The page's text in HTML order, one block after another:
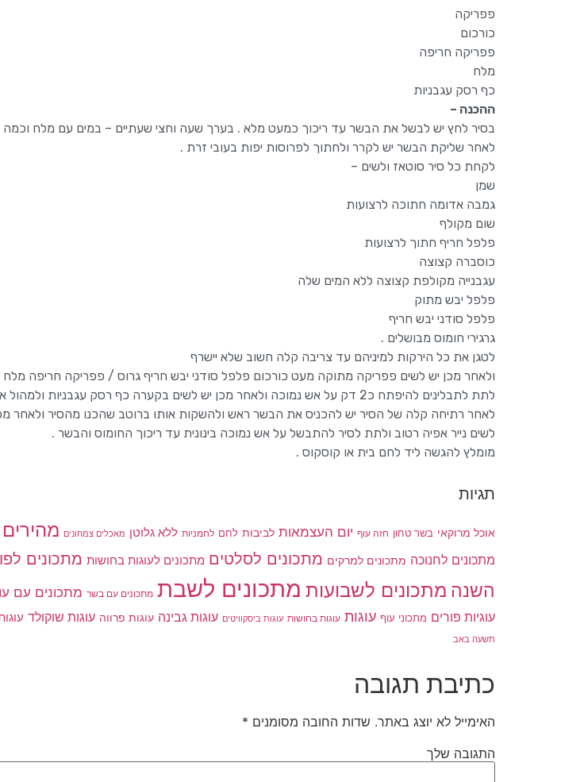
פפריקה
כורכום
פפריקה חריפה
מלח
כף רסק עגבניות
ההכנה –
בסיר לחץ יש לבשל את הבשר עד ריכוך כמעט מלא . בערך שעה וחצי שעתיים – במים עם מלח וכמה
לאחר שליקת הבשר יש לקרר ולחתוך לפרוסות יפות בעובי זרת .
לקחת כל סיר סוטאז ולשים –
שמן
גמבה אדומה חתוכה לרצועות
שום מקולף
פלפל חריף חתוך לרצועות
כוסברה קצוצה
עגבנייה מקולפת קצוצה ללא המים שלה
פלפל יבש מתוק
פלפל סודני יבש חריף
גרגירי חומוס מבושלים .
לטגן את כל הירקות למיניהם עד צריבה קלה חשוב שלא יישרף
ולאחר מכן יש לשים פפריקה מתוקה מעט כורכום פלפל סודני יבש חריף גרוס / פפריקה חריפה
לתת לתבלינים להיפתח כ2 דק על אש נמוכה ולאחר מכן יש לשים בקערה כף רסק עגבניות ולמהול אותו במים ולשפוך על כל הירקות והתבלינים .
לאחר רתיחה קלה של הסיר יש להכניס את הבשר ראש ולהשקות אותו ברוטב שהכנו מהסיר ולאחר
לשים נייר אפיה רטוב ולתת לסיר להתבשל על אש נמוכה בינונית עד ריכוך החומוס והבשר .
מומלץ להגשה ליד לחם בית או קוסקוס .
תגיות
אוכל מרוקאי בשר טחון חזה עוף יום העצמאות לביבות לחם לחמניות ללא גלוטן מאכלים צמחונים
מתכונים לחנוכה מתכונים למרקים מתכונים לסלטים מתכונים לעוגות בחושות מתכונים
השנה מתכונים לשבועות מתכונים לשבת מתכונים עם בשר מתכונים עם
עוגיות פורים מתכוני עוף עוגות עוגות בחושות עוגות ביסקוויטים עוגות גבינה עוגות פרווה עוגות שוקולד
תשעה באב
כתיבת תגובה
האימייל לא יוצג באתר. שדות החובה מסומנים *
התגובה שלך